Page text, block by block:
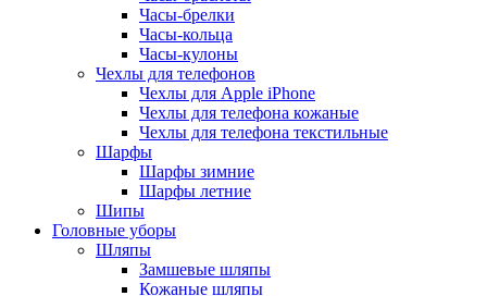
Часы-брелки
Часы-кольца
Часы-кулоны
Чехлы для телефонов
Чехлы для Apple iPhone
Чехлы для телефона кожаные
Чехлы для телефона текстильные
Шарфы
Шарфы зимние
Шарфы летние
Шипы
Головные уборы
Шляпы
Замшевые шляпы
Кожаные шляпы